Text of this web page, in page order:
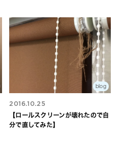
blog
2016.10.25
【ロールスクリーンが壊れたので自
分で直してみた】